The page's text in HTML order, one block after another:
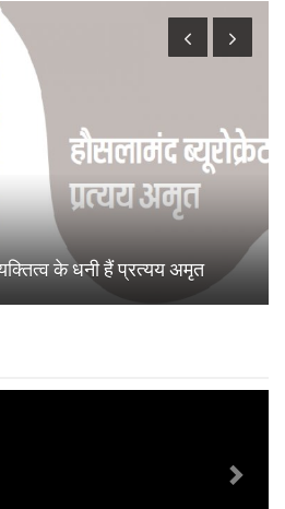
के धनी हैं प्रत्यय अमृत
Next